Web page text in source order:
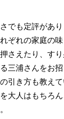
でも定評があり
ぞれの家庭の
さえたり、す
三浦さんをお
引き方も教えて
大人はもちろ